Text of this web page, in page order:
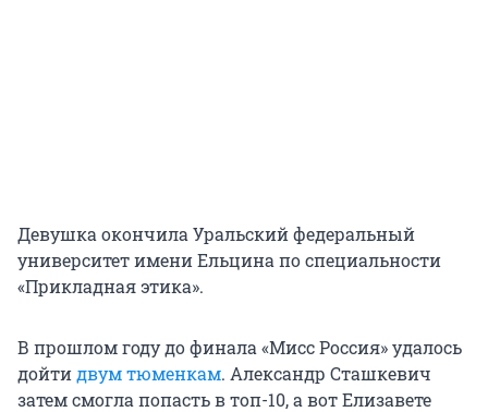
Девушка окончила Уральский федеральный
университет имени Ельцина по специальности
«Прикладная этика».
В прошлом году до финала «Мисс Россия» удалось
дойтидвум тюменкам. Александр Сташкевич
затем смогла попасть в топ-10, а вот Елизавете